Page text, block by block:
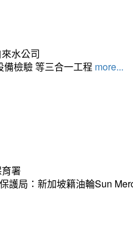
水公司
檢驗 等三合一工程 more...
署
護局：新加坡籍油輪Sun